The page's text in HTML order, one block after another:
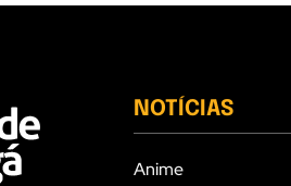
NOTÍCIAS
Anime